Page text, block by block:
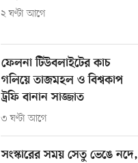
২ ঘণ্টা আগে
ফেলনা টিউবলাইটের কাচ
গলিয়ে তাজমহল ও বিশ্বকাপ
ট্রফি বানান সাজ্জাত
৩ ঘণ্টা আগে
সংস্কারের সময় সেতু ভেঙে নদে,